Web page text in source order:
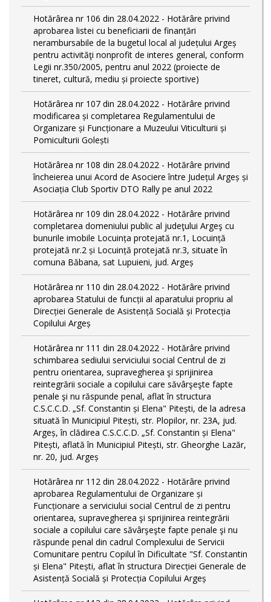
Hotărârea nr 106 din 28.04.2022 - Hotărâre privind
aprobarea listei cu beneficiarii de finanțări
nerambursabile de la bugetul local al județului Argeș
pentru activităţi nonprofit de interes general, conform
Legii nr.350/2005, pentru anul 2022 (proiecte de
tineret, cultură, mediu și proiecte sportive)
Hotărârea nr 107 din 28.04.2022 - Hotărâre privind
modificarea și completarea Regulamentului de
Organizare și Funcționare a Muzeului Viticulturii și
Pomiculturii Golești
Hotărârea nr 108 din 28.04.2022 - Hotărâre privind
încheierea unui Acord de Asociere între Județul Argeș și
Asociația Club Sportiv DTO Rally pe anul 2022
Hotărârea nr 109 din 28.04.2022 - Hotărâre privind
completarea domeniului public al judeţului Argeş cu
bunurile imobile Locuința protejată nr.1, Locuință
protejată nr.2 și Locuință protejată nr.3, situate în
comuna Băbana, sat Lupuieni, jud. Argeș
Hotărârea nr 110 din 28.04.2022 - Hotărâre privind
aprobarea Statului de funcții al aparatului propriu al
Direcției Generale de Asistență Socială și Protecția
Copilului Argeș
Hotărârea nr 111 din 28.04.2022 - Hotărâre privind
schimbarea sediului serviciului social Centrul de zi
pentru orientarea, supravegherea şi sprijinirea
reintegrării sociale a copilului care săvârşeşte fapte
penale şi nu răspunde penal, aflat în structura
C.S.C.C.D. „Sf. Constantin și Elena" Pitești, de la adresa
situată în Municipiul Pitești, str. Plopilor, nr. 23A, jud.
Argeș, în clădirea C.S.C.C.D. „Sf. Constantin și Elena"
Pitești, aflată în Municipiul Pitești, str. Gheorghe Lazăr,
nr. 20, jud. Argeș
Hotărârea nr 112 din 28.04.2022 - Hotărâre privind
aprobarea Regulamentului de Organizare și
Funcționare a serviciului social Centrul de zi pentru
orientarea, supravegherea şi sprijinirea reintegrării
sociale a copilului care săvârşeşte fapte penale şi nu
răspunde penal din cadrul Complexului de Servicii
Comunitare pentru Copilul în Dificultate "Sf. Constantin
și Elena" Pitești, aflat în structura Direcției Generale de
Asistență Socială și Protecția Copilului Argeș